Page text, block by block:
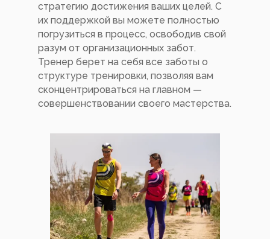
стратегию достижения ваших целей. С
их поддержкой вы можете полностью
погрузиться в процесс, освободив свой
разум от организационных забот.
Тренер берет на себя все заботы о
структуре тренировки, позволяя вам
сконцентрироваться на главном —
совершенствовании своего мастерства.